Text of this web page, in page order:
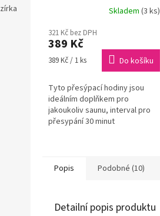
Skladem (3 ks)
321 Kč bez DPH
389 Kč
Měrná
389 Kč / 1 ks Do košíku
Tyto přesýpací hodiny jsou
ideálním doplňkem pro
jakoukoliv saunu, interval pro
přesypání 30 minut
Popis Podobné (10)
Detailní popis produktu